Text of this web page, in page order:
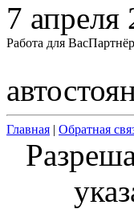
7
Работа для Вас
Главная | Обратная